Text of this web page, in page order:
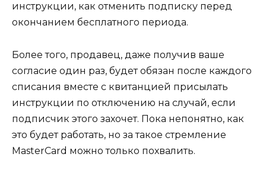
инструкции, как отменить подписку перед
окончанием бесплатного периода.
Более того, продавец, даже получив ваше
согласие один раз, будет обязан после каждого
списания вместе с квитанцией присылать
инструкции по отключению на случай, если
подписчик этого захочет. Пока непонятно, как
это будет работать, но за такое стремление
MasterCard можно только похвалить.